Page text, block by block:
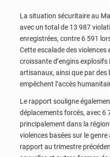
La situation sécuritaire au
avec un total de 13 987
enregistrées, contre 6 591
Cette escalade des violences
croissante d’engins
artisanaux, ainsi que par des
empêchent l’accès
Le rapport souligne
déplacements forcés, avec 6
principalement dans la
violences basées sur le
rapport au trimestre